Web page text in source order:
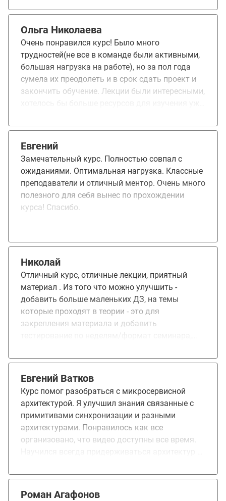
не завязаны на один поток интерфейса, и
значительных размеров не теряя в
производительности написания кода. Курсом
остался очень доволен. На текущей работе
перешел на серверные разработки, чему
безумно счастлив. Рекомендую всем, кто хочет
попасть в мир Enterprise.
Ольга Николаева
Очень понравился курс! Было много
трудностей(не все в команде были активными,
большая нагрузка на работе), но за пол года
сумела их преодолеть и в срок сдать проект и
закончить обучение. Лекции были интересными,
доносил информацию по своему(кто то
использовал жизненный опыт, кто то более
техническими терминами объяснял)
Евгений
Замечательный курс. Полностью совпал с
ожиданиями. Оптимальная нагрузка. Классные
преподаватели и отличный ментор. Очень много
полезного для себя вынес по прохождении
курса! Спасибо.
Николай
Отличный курс, отличные лекции, приятный
материал . Из того что можно улучшить -
добавить больше маленьких ДЗ, на темы
которые проходят в теории - это для
закрепления материала и добавить
это как мне кажется поможет лучшему
усвоению информации. Из того что супер круто
- преподавательский состав. Из того что мега
круто - ментор, я попался Олегу Голенищев.
Очень приятно когда человеку нравится его
дело, реально учит, ищет ошибки, направляет,
доводит тебя до идеала и вкладывается как в
себя. Олег еще раз спасибо за ваш труд!:3
Евгений Ватков
Курс помог разобраться с микросервисной
архитектурой. Я улучшил знания связанные с
примитивами синхронизации и разными
архитектурами. Понравилось как все
организовано, что видео доступны все время.
если мало времени.
Роман Агафонов